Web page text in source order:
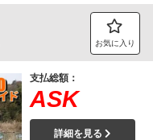
お気に入り
支払総額：
ASK
詳細を見る